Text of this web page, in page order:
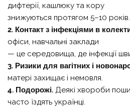
дифтерії, кашлюку та кору
знижуються протягом 5–10 років.
2. Контакт з інфекціями в
офіси, навчальні заклади
— це середовища, де інфекції
3. Ризики для вагітних і
матері захищає і немовля.
4. Подорожі. Деякі хвороби
часто їздять українці.